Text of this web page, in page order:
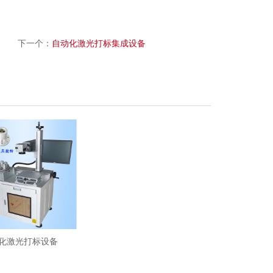
下一个： 自动化激光打标集成设备
激光打标设备